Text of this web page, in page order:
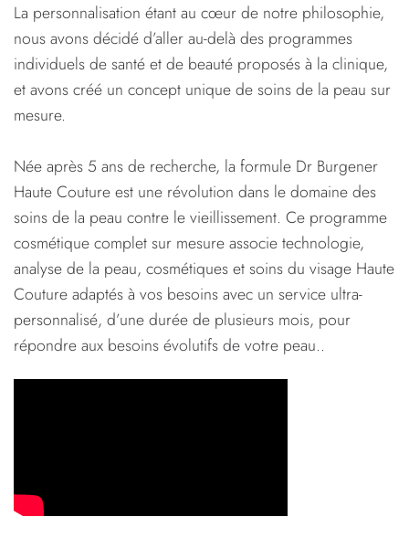
La personnalisation étant au cœur de notre philosophie,
nous avons décidé d’aller au-delà des programmes
individuels de santé et de beauté proposés à la clinique,
et avons créé un concept unique de soins de la peau sur
mesure.
Née après 5 ans de recherche, la formule Dr Burgener
Haute Couture est une révolution dans le domaine des
soins de la peau contre le vieillissement. Ce programme
cosmétique complet sur mesure associe technologie,
analyse de la peau, cosmétiques et soins du visage Haute
Couture adaptés à vos besoins avec un service ultra-
personnalisé, d’une durée de plusieurs mois, pour
répondre aux besoins évolutifs de votre peau..